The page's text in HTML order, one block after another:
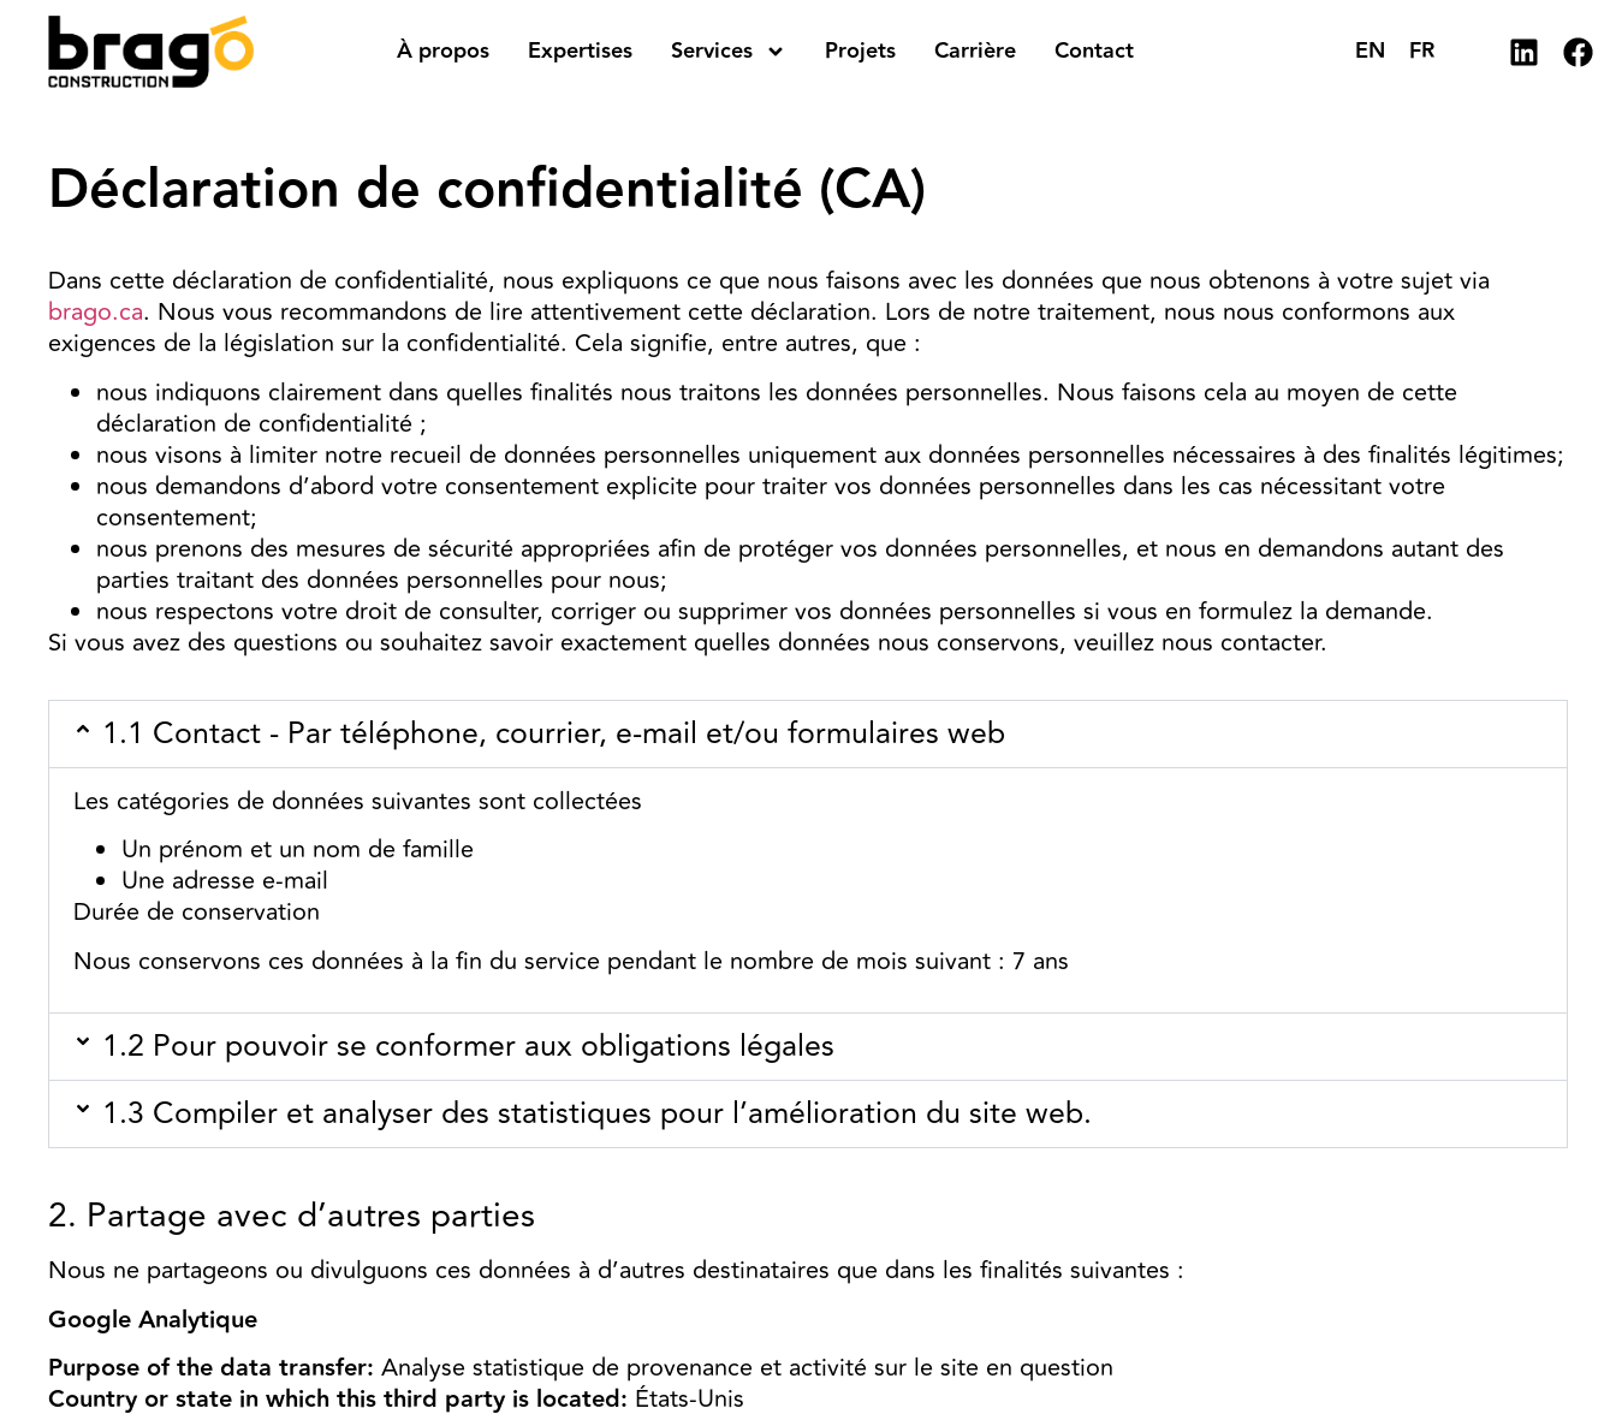
À propos Expertises Services Projets Carrière Contact EN FR
Déclaration de confidentialité (CA)
Dans cette déclaration de confidentialité, nous expliquons ce que nous faisons avec les données que nous obtenons à votre sujet via
brago.ca. Nous vous recommandons de lire attentivement cette déclaration. Lors de notre traitement, nous nous conformons aux
exigences de la législation sur la confidentialité. Cela signifie, entre autres, que :
nous indiquons clairement dans quelles finalités nous traitons les données personnelles. Nous faisons cela au moyen de cette
déclaration de confidentialité ;
nous visons à limiter notre recueil de données personnelles uniquement aux données personnelles nécessaires à des finalités légitimes;
nous demandons d’abord votre consentement explicite pour traiter vos données personnelles dans les cas nécessitant votre
consentement;
nous prenons des mesures de sécurité appropriées afin de protéger vos données personnelles, et nous en demandons autant des
parties traitant des données personnelles pour nous;
nous respectons votre droit de consulter, corriger ou supprimer vos données personnelles si vous en formulez la demande.
Si vous avez des questions ou souhaitez savoir exactement quelles données nous conservons, veuillez nous contacter.
1.1 Contact - Par téléphone, courrier, e-mail et/ou formulaires web
Les catégories de données suivantes sont collectées
Un prénom et un nom de famille
Une adresse e-mail
Durée de conservation
Nous conservons ces données à la fin du service pendant le nombre de mois suivant : 7 ans
1.2 Pour pouvoir se conformer aux obligations légales
1.3 Compiler et analyser des statistiques pour l’amélioration du site web.
2. Partage avec d’autres parties
Nous ne partageons ou divulguons ces données à d’autres destinataires que dans les finalités suivantes :
Google Analytique
Purpose of the data transfer: Analyse statistique de provenance et activité sur le site en question
Country or state in which this third party is located: États-Unis